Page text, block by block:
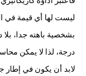
ليست لها أي قيمة في
بشخصية باهته جدا،
درجة، لذا لا يمكن
لابد أن يكون في إطار